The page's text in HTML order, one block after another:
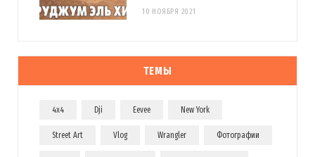
10 НОЯБРЯ 2021
ТЕМЫ
4x4 Dji Eevee New York
Street Art Vlog Wrangler Фотографии